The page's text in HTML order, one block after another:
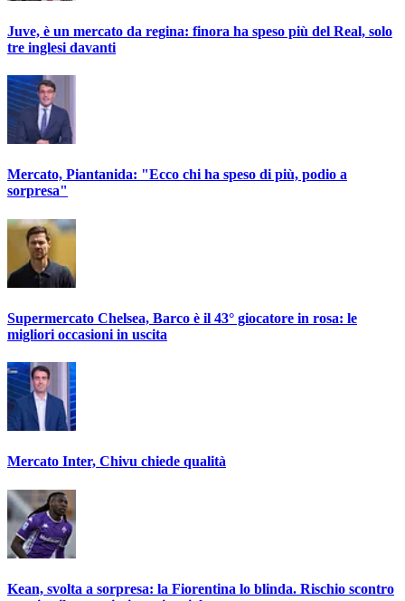
Juve, è un mercato da regina: finora ha speso più del Real, solo
tre inglesi davanti
Mercato, Piantanida: "Ecco chi ha speso di più, podio a
sorpresa"
Supermercato Chelsea, Barco è il 43° giocatore in rosa: le
migliori occasioni in uscita
Mercato Inter, Chivu chiede qualità
Kean, svolta a sorpresa: la Fiorentina lo blinda. Rischio scontro